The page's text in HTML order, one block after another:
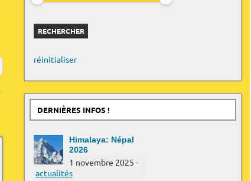
réinitialiser
DERNIÈRES INFOS !
Himalaya: Népal
2026
1 novembre 2025 -
actualités